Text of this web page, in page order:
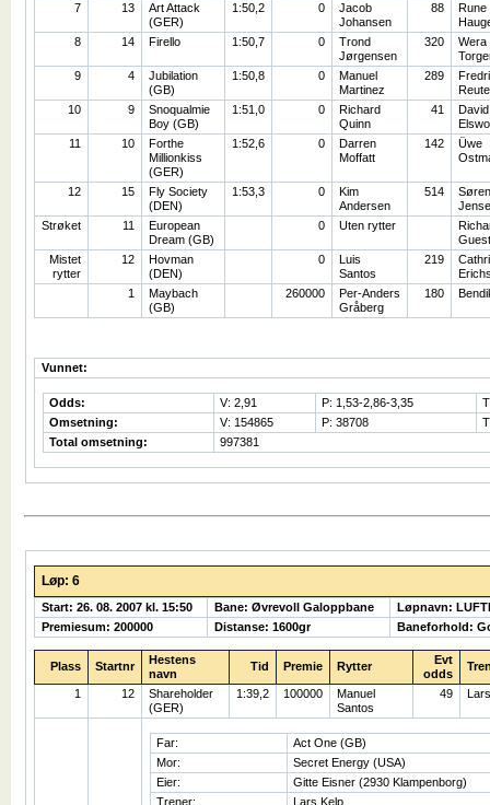
7
13
Art Attack
(GER)
1:50,2 0
Jacob
Johansen
88
Rune
8
14 Firello 1:50,7 0
Trond
Jørgensen
320
Wera
9
4
Jubilation
(GB)
1:50,8 0
Manuel
Martinez
289
10
9
Snoqualmie
Boy (GB)
1:51,0 0
Richard
Quinn
41
David
11
10
Forthe
Millionkiss
(GER)
1:52,6 0
Darren
Moffatt
142
Üwe
12 15
Fly Society
(DEN)
1:53,3 0
Kim
Andersen
514
Søren
Strøket
11
European
Dream (GB)
0 Uten rytter
Guest
Mistet
rytter
12
Hovman
(DEN)
0
Luis
Santos
219
1
Maybach
(GB)
260000
Per-Anders
Gråberg
180
Vunnet:
Odds: V: 2,91 P: 1,53-2,86-3,35
Omsetning:
V: 154865 P: 38708
Total omsetning:
997381
Løp: 6
Start: 26. 08. 2007 kl. 15:50 Bane: Øvrevoll Galoppbane
Løpnavn:
Premiesum: 200000
Distanse: 1600gr Baneforhold:
Plass Startnr
Hestens
navn
Tid Premie Rytter
Evt
odds
1 12
Shareholder
(GER)
1:39,2 100000
Manuel
Santos
49
Far:
Act One (GB)
Mor:
Secret Energy (USA)
Eier:
Gitte Eisner (2930 Klampenborg)
Trener:
Lars Kelp